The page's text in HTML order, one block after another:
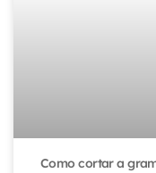
Como cortar a